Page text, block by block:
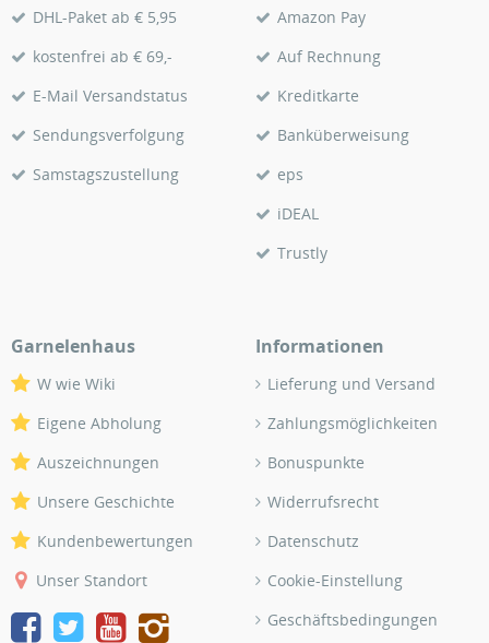
DHL-Paket ab € 5,95
kostenfrei ab € 69,-
E-Mail Versandstatus
Sendungsverfolgung
Samstagszustellung
Amazon Pay
Auf Rechnung
Kreditkarte
Banküberweisung
eps
iDEAL
Trustly
Garnelenhaus
W wie Wiki
Eigene Abholung
Auszeichnungen
Unsere Geschichte
Kundenbewertungen
Unser Standort
Informationen
Lieferung und Versand
Zahlungsmöglichkeiten
Bonuspunkte
Widerrufsrecht
Datenschutz
Cookie-Einstellung
Geschäftsbedingungen